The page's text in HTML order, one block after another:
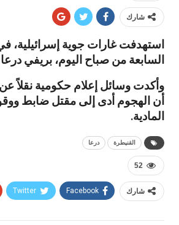
شارك
استهدفت غارات جوية إسرائيلية،
السابعة من صباح اليوم، بريفي
وأكدت وسائل إعلام حكومية نقلاً
أن الهجوم أدى إلى مقتل ضابط
المادية.
القنيطرة درعا
52
شارك Facebook
Twitter